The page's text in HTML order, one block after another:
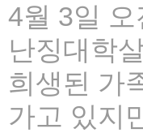
4월 3일
난징대학
희생된 가
가고 있지